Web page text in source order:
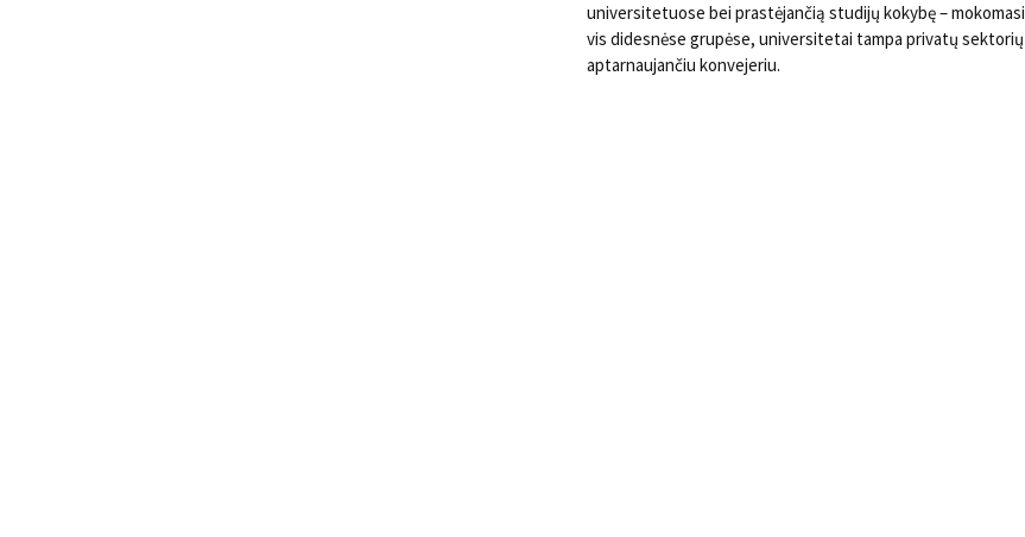
universitetuose bei prastėjančią studijų kokybę – mokomasi
vis didesnėse grupėse, universitetai tampa privatų sektorių
aptarnaujančiu konvejeriu.